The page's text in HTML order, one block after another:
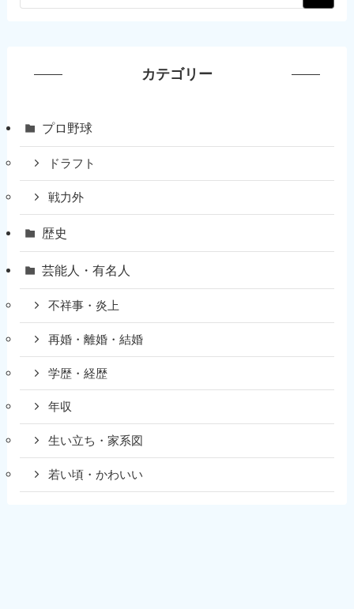
カテゴリー
プロ野球
ドラフト
戦力外
歴史
芸能人・有名人
不祥事・炎上
再婚・離婚・結婚
学歴・経歴
年収
生い立ち・家系図
若い頃・かわいい